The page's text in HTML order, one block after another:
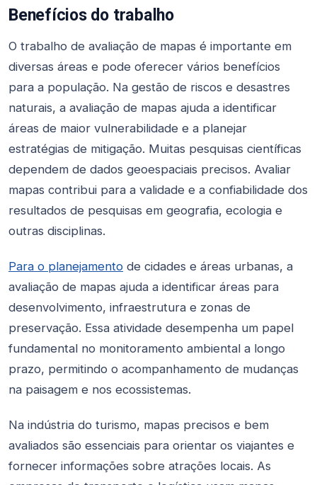
Benefícios do trabalho
O trabalho de avaliação de mapas é importante em
diversas áreas e pode oferecer vários benefícios
para a população. Na gestão de riscos e desastres
naturais, a avaliação de mapas ajuda a identificar
áreas de maior vulnerabilidade e a planejar
estratégias de mitigação. Muitas pesquisas científicas
dependem de dados geoespaciais precisos. Avaliar
mapas contribui para a validade e a confiabilidade dos
resultados de pesquisas em geografia, ecologia e
outras disciplinas.
Para o planejamento de cidades e áreas urbanas, a
avaliação de mapas ajuda a identificar áreas para
desenvolvimento, infraestrutura e zonas de
preservação. Essa atividade desempenha um papel
fundamental no monitoramento ambiental a longo
prazo, permitindo o acompanhamento de mudanças
na paisagem e nos ecossistemas.
Na indústria do turismo, mapas precisos e bem
avaliados são essenciais para orientar os viajantes e
fornecer informações sobre atrações locais. As